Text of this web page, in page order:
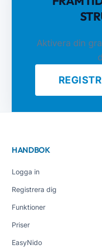
Aktivera din
HANDBOK
Logga in
Registrera dig
Funktioner
Priser
EasyNido